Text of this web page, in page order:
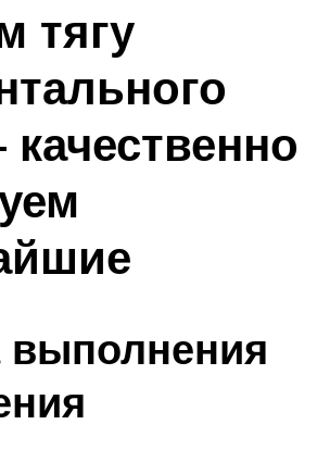
тягу
качественно
выполнения